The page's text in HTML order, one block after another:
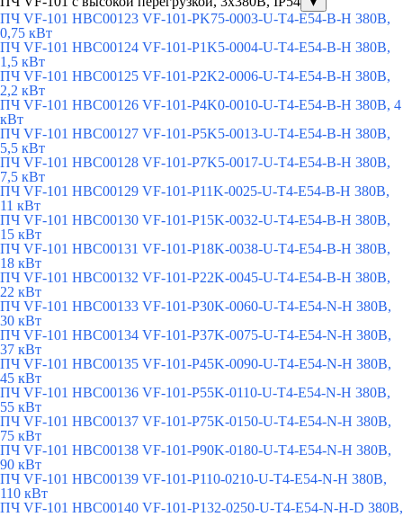
ПЧ VF-101 HBC00123 VF-101-PK75-0003-U-T4-E54-B-H 380В,
0,75 кВт
ПЧ VF-101 HBC00124 VF-101-P1K5-0004-U-T4-E54-B-H 380В,
1,5 кВт
ПЧ VF-101 HBC00125 VF-101-P2K2-0006-U-T4-E54-B-H 380В,
2,2 кВт
ПЧ VF-101 HBC00126 VF-101-P4K0-0010-U-T4-E54-B-H 380В, 4
кВт
ПЧ VF-101 HBC00127 VF-101-P5K5-0013-U-T4-E54-B-H 380В,
5,5 кВт
ПЧ VF-101 HBC00128 VF-101-P7K5-0017-U-T4-E54-B-H 380В,
7,5 кВт
ПЧ VF-101 HBC00129 VF-101-P11K-0025-U-T4-E54-B-H 380В,
11 кВт
ПЧ VF-101 HBC00130 VF-101-P15K-0032-U-T4-E54-B-H 380В,
15 кВт
ПЧ VF-101 HBC00131 VF-101-P18K-0038-U-T4-E54-B-H 380В,
18 кВт
ПЧ VF-101 HBC00132 VF-101-P22K-0045-U-T4-E54-B-H 380В,
22 кВт
ПЧ VF-101 HBC00133 VF-101-P30K-0060-U-T4-E54-N-H 380В,
30 кВт
ПЧ VF-101 HBC00134 VF-101-P37K-0075-U-T4-E54-N-H 380В,
37 кВт
ПЧ VF-101 HBC00135 VF-101-P45K-0090-U-T4-E54-N-H 380В,
45 кВт
ПЧ VF-101 HBC00136 VF-101-P55K-0110-U-T4-E54-N-H 380В,
55 кВт
ПЧ VF-101 HBC00137 VF-101-P75K-0150-U-T4-E54-N-H 380В,
75 кВт
ПЧ VF-101 HBC00138 VF-101-P90K-0180-U-T4-E54-N-H 380В,
90 кВт
ПЧ VF-101 HBC00139 VF-101-P110-0210-U-T4-E54-N-H 380В,
110 кВт
ПЧ VF-101 HBC00140 VF-101-P132-0250-U-T4-E54-N-H-D 380В,